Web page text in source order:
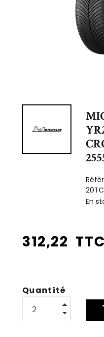
En
312,22 TTC
Quantité